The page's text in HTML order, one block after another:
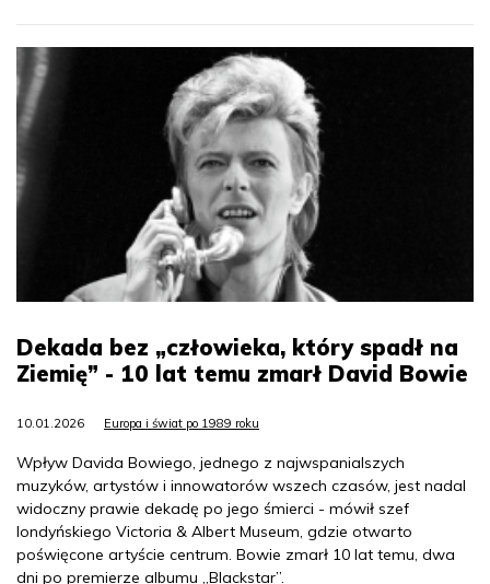
Dekada bez „człowieka, który spadł na
Ziemię” - 10 lat temu zmarł David Bowie
10.01.2026 Europa i świat po 1989 roku
Wpływ Davida Bowiego, jednego z najwspanialszych
muzyków, artystów i innowatorów wszech czasów, jest nadal
widoczny prawie dekadę po jego śmierci - mówił szef
londyńskiego Victoria & Albert Museum, gdzie otwarto
poświęcone artyście centrum. Bowie zmarł 10 lat temu, dwa
dni po premierze albumu „Blackstar”.